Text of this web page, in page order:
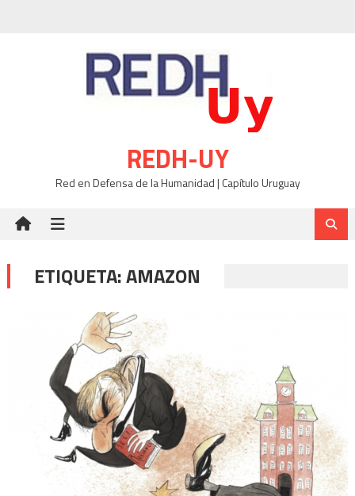
REDH-UY
Red en Defensa de la Humanidad | Capítulo Uruguay
ETIQUETA:AMAZON